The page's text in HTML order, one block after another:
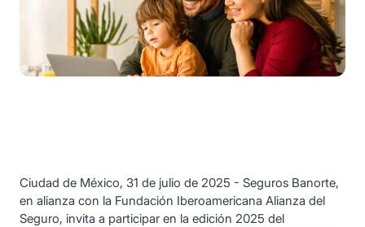
Ciudad de México, 31 de julio de 2025 - Seguros Banorte,
en alianza con la Fundación Iberoamericana Alianza del
Seguro, invita a participar en la edición 2025 del